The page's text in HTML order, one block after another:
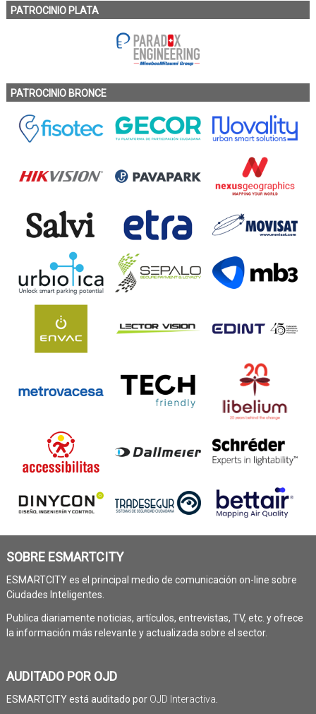
PATROCINIO PLATA
PATROCINIO BRONCE
SOBRE ESMARTCITY
ESMARTCITY es el principal medio de comunicación on-line sobre
Ciudades Inteligentes.
Publica diariamente noticias, artículos, entrevistas, TV, etc. y ofrece
la información más relevante y actualizada sobre el sector.
AUDITADO POR OJD
ESMARTCITY está auditado por OJD Interactiva